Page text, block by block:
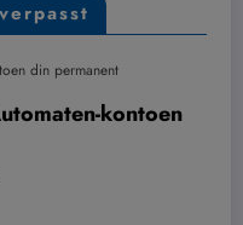
Digital